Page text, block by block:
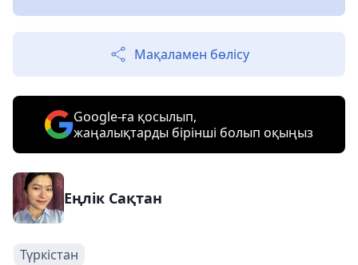
Мақаламен бөлісу
Google-ға қосылып,
жаңалықтарды бірінші болып оқыңыз
Еңлік Сақтан
Түркістан